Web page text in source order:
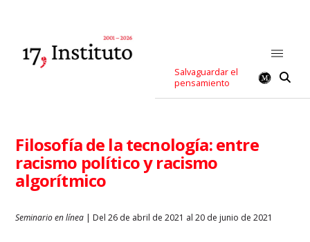
Salvaguardar el
pensamiento
Filosofía de la tecnología: entre
racismo político y racismo
algorítmico
Seminario en línea | Del 26 de abril de 2021 al 20 de junio de 2021